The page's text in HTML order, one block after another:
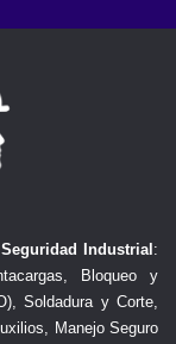
Industrial :
Bloqueo y
Soldadura y Corte,
Manejo Seguro